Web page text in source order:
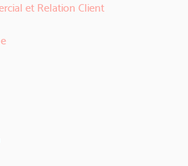
et Relation Client